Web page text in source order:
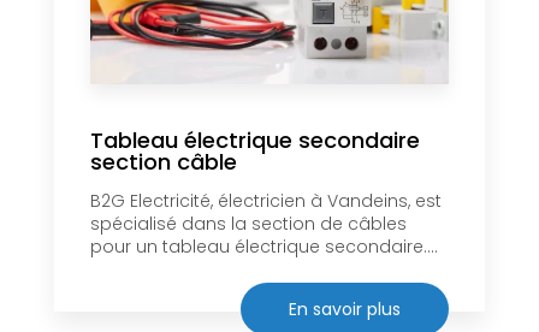
Tableau électrique secondaire
section câble
B2G Electricité, électricien à Vandeins, est
spécialisé dans la section de câbles
pour un tableau électrique secondaire....
En savoir plus